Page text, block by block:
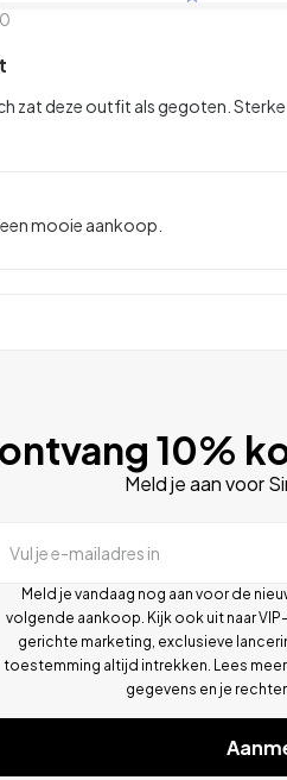
0
zat deze outfit als gegoten.
mooie aankoop.
10%
Meld je aan voor
Vul je e-mailadres in
Meld je vandaag nog aan voor de
volgende aankoop. Kijk ook uit naar
gerichte marketing, exclusieve
toestemming altijd intrekken. Lees
gegevens en je